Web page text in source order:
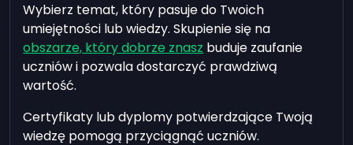
Wybierz temat, który pasuje do Twoich
umiejętności lub wiedzy. Skupienie się na
obszarze, który dobrze znasz buduje zaufanie
uczniów i pozwala dostarczyć prawdziwą
wartość.
Certyfikaty lub dyplomy potwierdzające Twoją
wiedzę pomogą przyciągnąć uczniów.